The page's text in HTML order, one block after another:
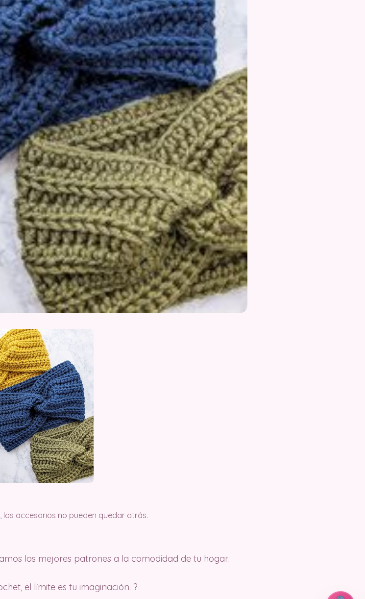
los accesorios no pueden quedar atrás.
los mejores patrones a la comodidad de tu hogar.
el límite es tu imaginación. ?